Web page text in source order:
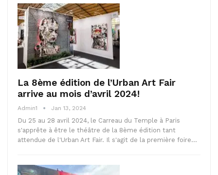
La 8ème édition de l’Urban Art Fair
arrive au mois d’avril 2024!
Admin1 Jan 13, 2024
Du 25 au 28 avril 2024, le Carreau du Temple à Paris
s'apprête à être le théâtre de la 8ème édition tant
attendue de l'Urban Art Fair. Il s'agit de la première foire…